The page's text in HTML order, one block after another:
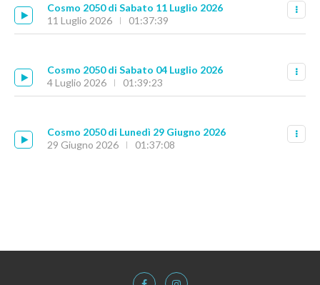
Cosmo 2050 di Sabato 11 Luglio 2026
11 Luglio 2026
01:37:39
Cosmo 2050 di Sabato 04 Luglio 2026
4 Luglio 2026
01:39:23
Cosmo 2050 di Lunedì 29 Giugno 2026
29 Giugno 2026
01:37:08